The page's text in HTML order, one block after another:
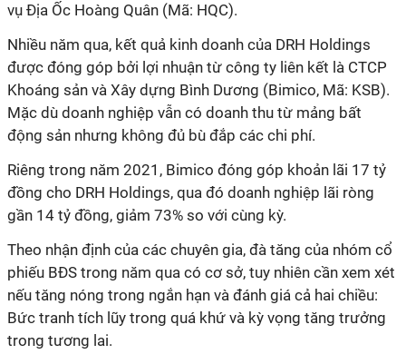
vụ Địa Ốc Hoàng Quân (Mã: HQC).
Nhiều năm qua, kết quả kinh doanh của DRH Holdings
được đóng góp bởi lợi nhuận từ công ty liên kết là CTCP
Khoáng sản và Xây dựng Bình Dương (Bimico, Mã: KSB).
Mặc dù doanh nghiệp vẫn có doanh thu từ mảng bất
động sản nhưng không đủ bù đắp các chi phí.
Riêng trong năm 2021, Bimico đóng góp khoản lãi 17 tỷ
đồng cho DRH Holdings, qua đó doanh nghiệp lãi ròng
gần 14 tỷ đồng, giảm 73% so với cùng kỳ.
Theo nhận định của các chuyên gia, đà tăng của nhóm cổ
phiếu BĐS trong năm qua có cơ sở, tuy nhiên cần xem xét
nếu tăng nóng trong ngắn hạn và đánh giá cả hai chiều:
Bức tranh tích lũy trong quá khứ và kỳ vọng tăng trưởng
trong tương lai.